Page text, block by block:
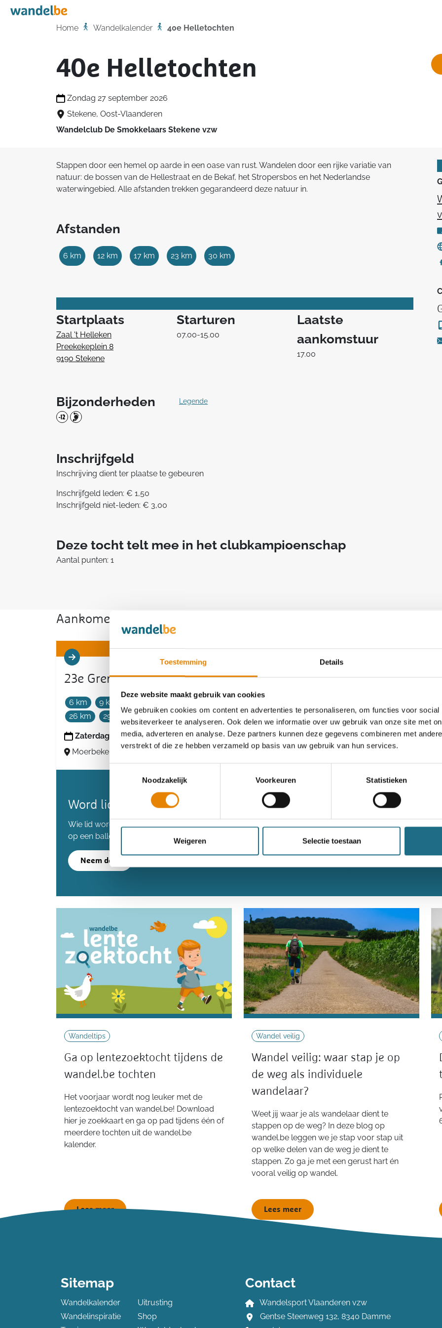
Toestemming Details
Deze website maakt gebruik van cookies
We gebruiken cookies om content en advertenties te personaliseren, om functies voor
websiteverkeer te analyseren. Ook delen we informatie over uw gebruik van onze site met
media, adverteren en analyse. Deze partners kunnen deze gegevens combineren met
verstrekt of die ze hebben verzameld op basis van uw gebruik van hun services.
Toestemmingsselectie
Noodzakelijk
Voorkeuren Statistieken
Weigeren Selectie toestaan
Home
Home Wandelkalender 40e Helletochten
40e Helletochten
Zondag 27 september 2026
Stekene, Oost-Vlaanderen
Wandelclub De Smokkelaars Stekene vzw
Stappen door een hemel op aarde in een oase van rust. Wandelen door een rijke variatie van
natuur: de bossen van de Hellestraat en de Bekaf, het Stropersbos en het Nederlandse
waterwingebied. Alle afstanden trekken gegarandeerd deze natuur in.
Afstanden
6 km 12 km 17 km 23 km 30 km
Startplaats
Zaal 't Helleken
Preekekeplein 8
9190 Stekene
Starturen
07.00-15.00
Laatste
aankomstuur
17.00
Bijzonderheden Legende
Inschrijfgeld
Inschrijving dient ter plaatse te gebeuren
Inschrijfgeld leden: € 1,50
Inschrijfgeld niet-leden: € 3,00
Deze tocht telt mee in het clubkampioenschap
Aantal punten: 1
Aankomende wandeltochten van deze club
23e Grenstochten
6 km 9 km
26 km
29 km
Zaterdag 22 augustus 2026
Moerbeke-Waas (Moerbeke), Oost-Vlaanderen
Word lid en maak kans op een ballonvaart
Wie lid wordt voordat we de 80.000 leden bereiken kan kans maken
op een ballonvaart.
Neem deel
Wandeltips
Ga op lentezoektocht tijdens de
wandel.be tochten
Het voorjaar wordt nog leuker met de
lentezoektocht van wandel.be! Download
hier je zoekkaart en ga op pad tijdens één of
meerdere tochten uit de wandel.be
kalender.
Lees meer
Wandel veilig
Wandel veilig: waar stap je op
de weg als individuele
wandelaar?
Weet jij waar je als wandelaar dient te
stappen op de weg? In deze blog op
wandel.be leggen we je stap voor stap uit
op welke delen van de weg je dient te
stappen. Zo ga je met een gerust hart én
vooral veilig op wandel.
Lees meer
Sitemap
Wandelkalender
Wandelinspiratie
Uitrusting
Shop
Contact
Wandelsport Vlaanderen vzw
Gentse Steenweg 132, 8340 Damme